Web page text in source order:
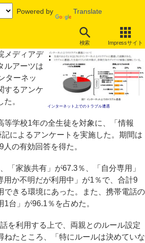
Powered by Translate
検索 Impressサイト
トラブル遭遇経験率は22.7％
インターネット上でのトラブル遭遇
メディアデ
ルアーツは
ターネッ
するアンケ
。
学校1年の全生徒を対象に、「情報
によるアンケートを実施した。期間は
の有効回答を得た。
「家族共有」が67.3％、「自分専用」
用か不明だが利用中」が1％で、合計9
できる環境にあった。また、携帯電話の
台」が96.1％を占めた。
を利用する上で、両親とのルール設定
ねたところ、「特にルールは決めていな